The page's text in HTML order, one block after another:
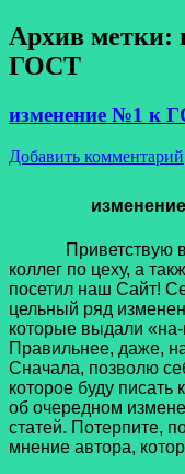
Архив метки:
ГОСТ
изменение №1 к
Добавить комментарий
Приветствую
коллег по цеху, а
посетил наш Сайт!
цельный ряд
которые выдали
Правильнее, даже,
Сначала, позволю
которое буду писать
об очередном
статей. Потерпите,
мнение автора,